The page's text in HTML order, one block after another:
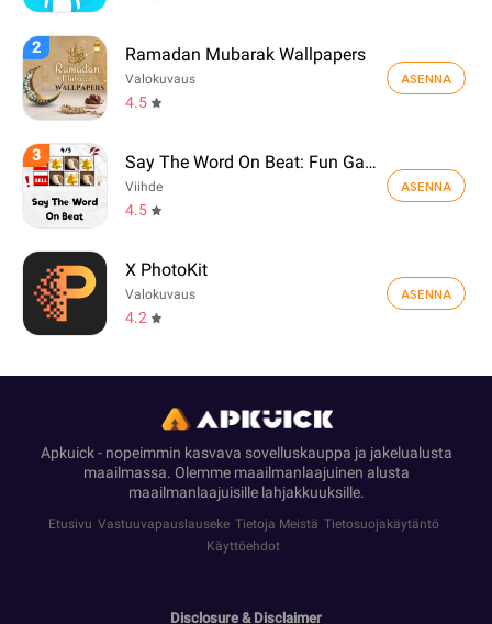
2 Ramadan Mubarak Wallpapers
Valokuvaus
4.5
ASENNA
3 Say The Word On Beat: Fun Game
Viihde
4.5
ASENNA
X PhotoKit
Valokuvaus
4.2
ASENNA
Apkuick - nopeimmin kasvava sovelluskauppa ja jakelualusta
maailmassa. Olemme maailmanlaajuinen alusta
maailmanlaajuisille lahjakkuuksille.
Etusivu Vastuuvapauslauseke Tietoja Meistä Tietosuojakäytäntö
Käyttöehdot
Disclosure & Disclaimer